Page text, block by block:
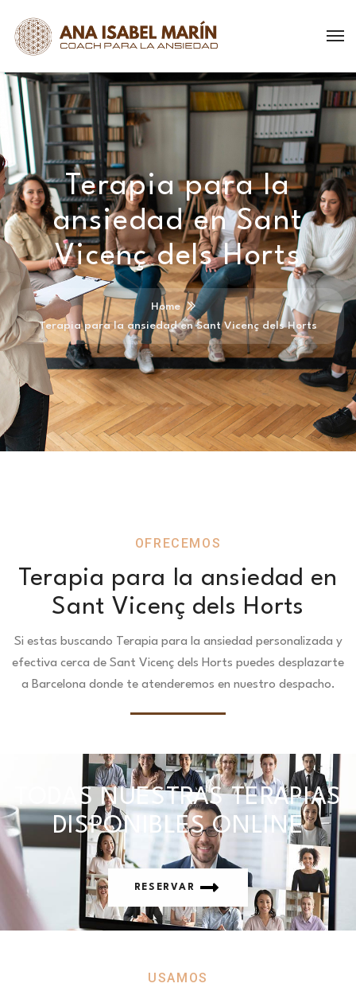
Terapia para la
ansiedad en Sant
Vicenç dels Horts
Home
Terapia para la ansiedad en Sant Vicenç dels Horts
OFRECEMOS
Terapia para la ansiedad en
Sant Vicenç dels Horts
Si estas buscando Terapia para la ansiedad personalizada y
efectiva cerca de Sant Vicenç dels Horts puedes desplazarte
a Barcelona donde te atenderemos en nuestro despacho.
TODAS NUESTRAS TERAPIAS
DISPONIBLES ONLINE
RESERVAR
USAMOS